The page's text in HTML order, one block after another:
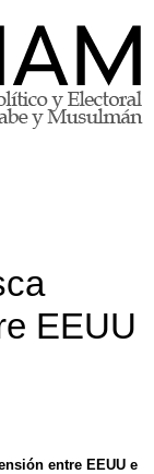
EEUU
entre EEUU e